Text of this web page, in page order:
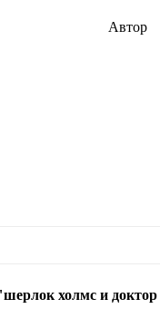
Автор
холмс и доктор